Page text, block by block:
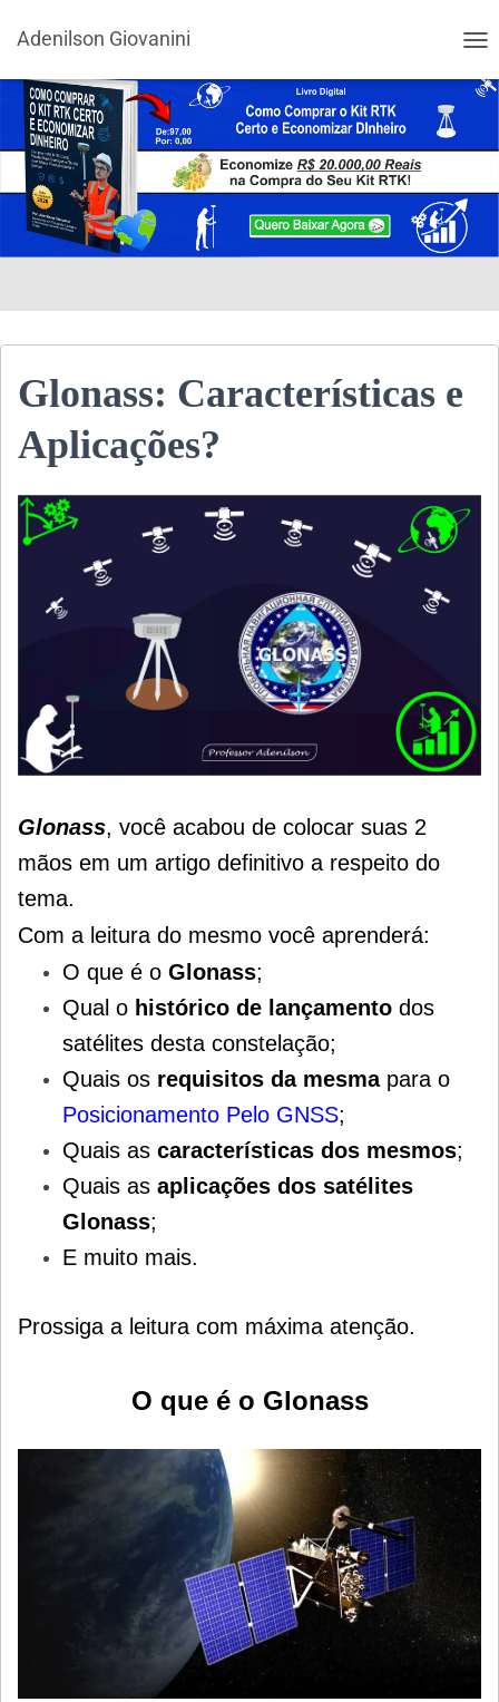
Adenilson Giovanini
Glonass: Características e
Aplicações?
Glonass, você acabou de colocar suas 2
mãos em um artigo definitivo a respeito do
tema.
Com a leitura do mesmo você aprenderá:
O que é o Glonass;
Qual o histórico de lançamento dos
satélites desta constelação;
Quais os requisitos da mesmapara o
Posicionamento Pelo GNSS;
Quais as características dos mesmos;
Quais as aplicações dos satélites
Glonass;
E muito mais.
Prossiga a leitura com máxima atenção.
O que é o Glonass